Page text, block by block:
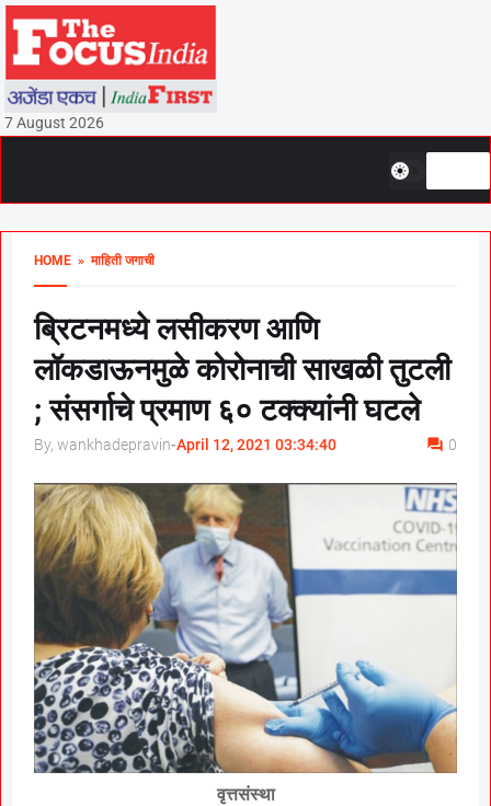
7 August 2026
HOME » माहिती जगाची
ब्रिटनमध्ये लसीकरण आणि
लॉकडाऊनमुळे कोरोनाची साखळी तुटली
; संसर्गाचे प्रमाण ६० टक्क्यांनी घटले
By, wankhadepravin-April 12, 2021 03:34:40 0
वृत्तसंस्था